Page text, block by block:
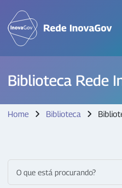
Biblioteca Rede
Home Biblioteca